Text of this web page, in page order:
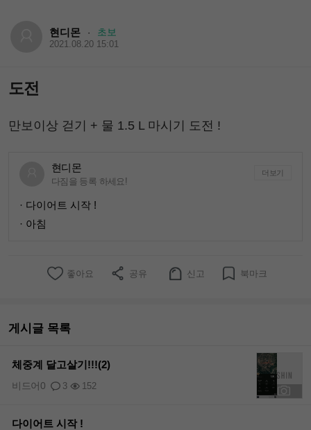
현디몬 · 초보
2021.08.20 15:01
도전
만보이상 걷기 + 물 1.5 L 마시기 도전 !
현디몬
다짐을 등록 하세요!
더보기
· 다이어트 시작 !
· 아침
좋아요 공유 신고 북마크
게시글 목록
체중계 달고살기!!!(2)
3 152
비드어0
다이어트 시작 !